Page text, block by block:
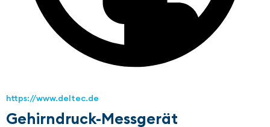
https://www.deltec.de
Gehirndruck-Messgerät